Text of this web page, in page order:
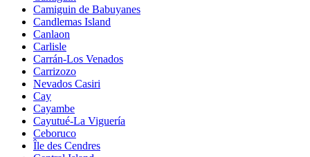
Camiguin de Babuyanes
Candlemas Island
Canlaon
Carlisle
Carrán-Los Venados
Carrizozo
Nevados Casiri
Cay
Cayambe
Cayutué-La Viguería
Ceboruco
Île des Cendres